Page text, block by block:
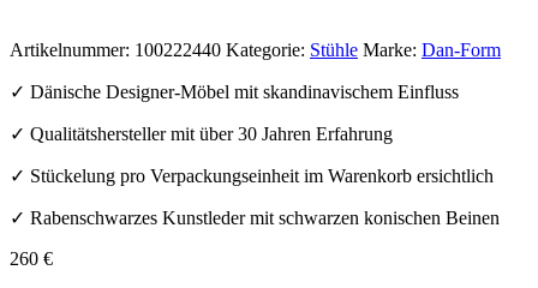
Artikelnummer: 100222440 Kategorie: Stühle Marke: Dan-Form
✓ Dänische Designer-Möbel mit skandinavischem Einfluss
✓ Qualitätshersteller mit über 30 Jahren Erfahrung
✓ Stückelung pro Verpackungseinheit im Warenkorb ersichtlich
✓ Rabenschwarzes Kunstleder mit schwarzen konischen Beinen
260 €